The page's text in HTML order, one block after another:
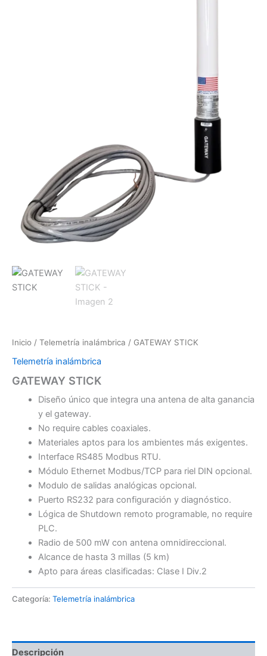
Inicio / Telemetría inalámbrica / GATEWAY STICK
Telemetría inalámbrica
GATEWAY STICK
Diseño único que integra una antena de alta ganancia
y el gateway.
No require cables coaxiales.
Materiales aptos para los ambientes más exigentes.
Interface RS485 Modbus RTU.
Módulo Ethernet Modbus/TCP para riel DIN opcional.
Modulo de salidas analógicas opcional.
Puerto RS232 para configuración y diagnóstico.
Lógica de Shutdown remoto programable, no require
PLC.
Radio de 500 mW con antena omnidireccional.
Alcance de hasta 3 millas (5 km)
Apto para áreas clasificadas: Clase I Div.2
Categoría: Telemetría inalámbrica
Descripción